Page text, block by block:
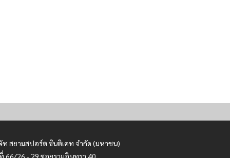
สยามสปอร์ต ซินติเคท จำกัด (มหาชน)
66/26 - 29 ซอยรามอินทรา 40